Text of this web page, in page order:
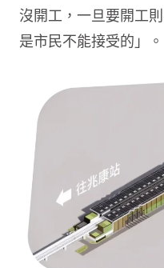
沒開工，一旦要開工
是市民不能接受的」。